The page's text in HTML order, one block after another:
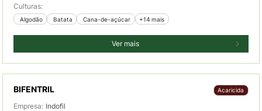
Culturas:
Algodão Batata Cana-de-açúcar +14 mais
Ver mais
BIFENTRIL Acaricida
Empresa: Indofil